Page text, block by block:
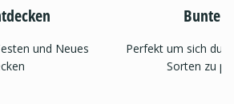
und Neues
Bunter
Perfekt um sich
Sorten zu